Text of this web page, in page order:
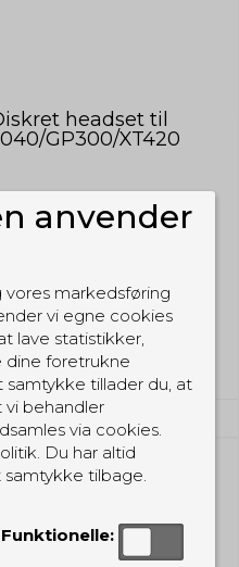
headset til
GP300/XT420
anvender
markedsføring
vi egne cookies
lave statistikker,
dine foretrukne
samtykke tillader du, at
vi behandler
via cookies.
Du har altid
tilbage.
Funktionelle: